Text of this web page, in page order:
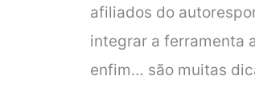
afiliados do
integrar a ferramenta
enfim… são muitas